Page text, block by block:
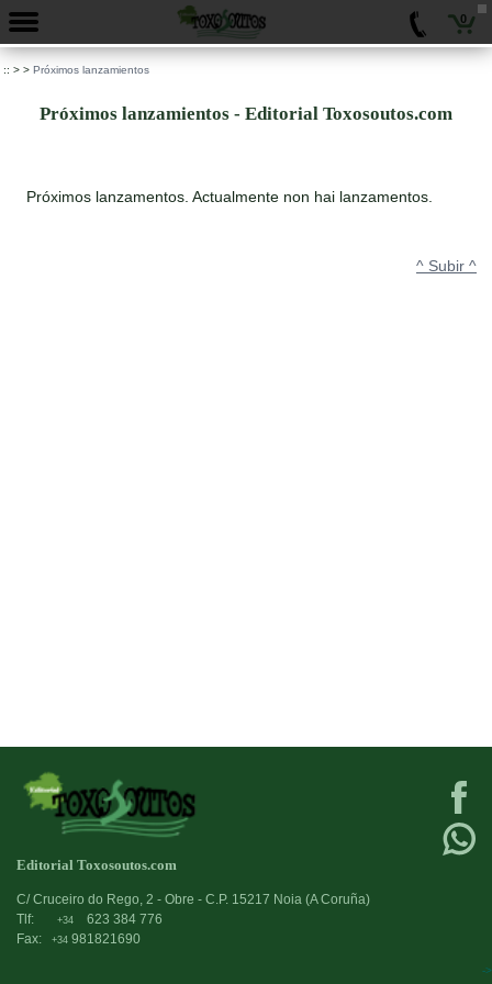
0
:: > > Próximos lanzamientos
Próximos lanzamientos - Editorial Toxosoutos.com
Próximos lanzamentos. Actualmente non hai lanzamentos.
^ Subir ^
Editorial Toxosoutos.com
C/ Cruceiro do Rego, 2 - Obre - C.P. 15217 Noia (A Coruña)
Tlf:
+34
623 384 776
Fax:
+34 981821690
->